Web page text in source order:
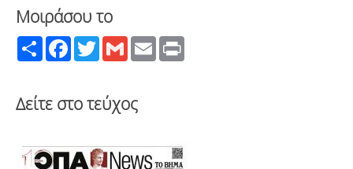
Μοιράσου το
Share FacebookTwitterGmail Email
Δείτε στο τεύχος